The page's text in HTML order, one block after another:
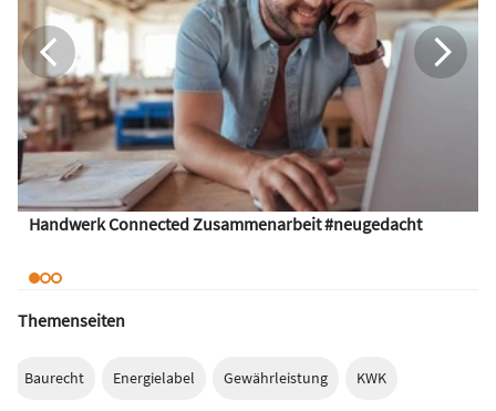
Handwerk Connected Zusammenarbeit #neugedacht
Themenseiten
Baurecht Energielabel Gewährleistung KWK